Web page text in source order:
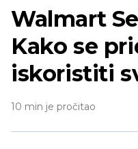
Walmart
Kako se
iskoristiti
10 min je pročitao